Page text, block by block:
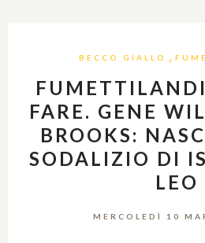
BECCO GIALLO ,
FARE. GENE
BROOKS:
SODALIZIO DI
LEO
MERCOLEDÌ 10